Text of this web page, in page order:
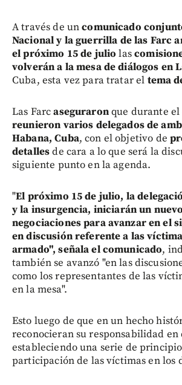
A través de uncomunicado
Nacional y la guerrilla de las Farc
el próximo 15 de julio las
volverán a la mesa de diálogos en
Cuba, esta vez para tratar el tema
Las Farcaseguraronque durante el
reunieron varios delegados de
Habana, Cuba, con el objetivo de
detallesde cara a lo que será la
siguiente punto en la agenda.
"El próximo 15 de julio, la
y la insurgencia, iniciarán un
negociaciones para avanzar en el
en discusión referente a las
armado", señala el comunicado,
también se avanzó "en las
como los representantes de las
en la mesa".
Esto luego de que en un hecho
reconocieran su responsabilidad
estableciendo una serie de
participación de las víctimas en los